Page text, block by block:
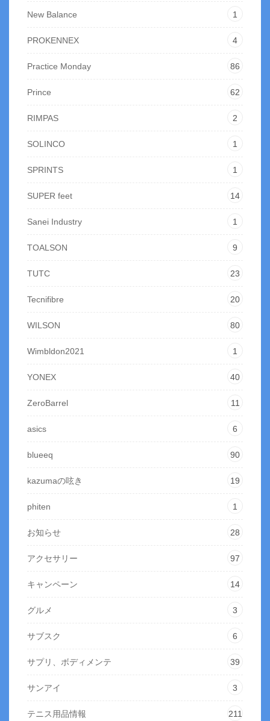
New Balance 1
PROKENNEX 4
Practice Monday 86
Prince 62
RIMPAS 2
SOLINCO 1
SPRINTS 1
SUPER feet 14
Sanei Industry 1
TOALSON 9
TUTC 23
Tecnifibre 20
WILSON 80
Wimbldon2021 1
YONEX 40
ZeroBarrel 11
asics 6
blueeq 90
kazumaの呟き 19
phiten 1
お知らせ 28
アクセサリー 97
キャンペーン 14
グルメ 3
サブスク 6
サプリ、ボディメンテ 39
サンアイ 3
テニス用品情報 211